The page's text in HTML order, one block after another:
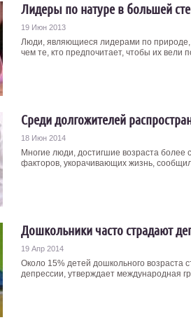
Лидеры по натуре в большей
19 Июн 2013
Люди, являющиеся лидерами по природе,
чем те, кто предпочитает, чтобы их вели
Среди долгожителей
18 Июн 2014
Многие люди, достигшие возраста более
факторов, укорачивающих жизнь,
Дошкольники часто страдают
19 Апр 2014
Около 15% детей дошкольного возраста
депрессии, утверждает международная